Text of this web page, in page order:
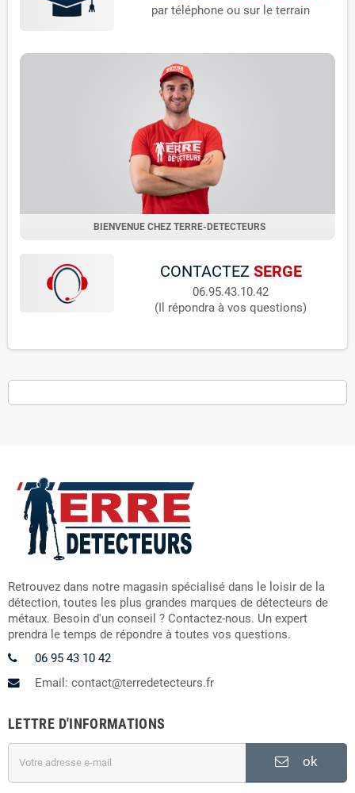
par téléphone ou sur le terrain
BIENVENUE CHEZ TERRE-DETECTEURS
CONTACTEZ SERGE
06.95.43.10.42
(Il répondra à vos questions)
Retrouvez dans notre magasin spécialisé dans le loisir de la
détection, toutes les plus grandes marques de détecteurs de
métaux. Besoin d'un conseil ? Contactez-nous. Un expert
prendra le temps de répondre à toutes vos questions.
06 95 43 10 42
Email: contact@terredetecteurs.fr
LETTRE D'INFORMATIONS
ok